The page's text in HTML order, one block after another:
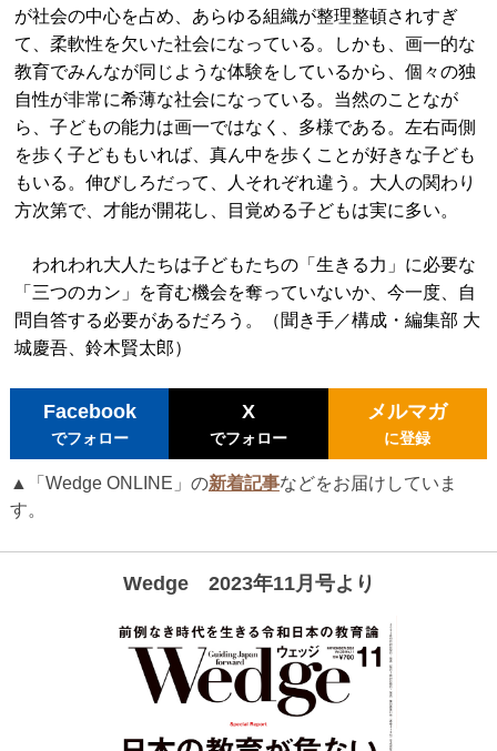
が社会の中心を占め、あらゆる組織が整理整頓されすぎ
て、柔軟性を欠いた社会になっている。しかも、画一的な
教育でみんなが同じような体験をしているから、個々の独
自性が非常に希薄な社会になっている。当然のことなが
ら、子どもの能力は画一ではなく、多様である。左右両側
を歩く子どももいれば、真ん中を歩くことが好きな子ども
もいる。伸びしろだって、人それぞれ違う。大人の関わり
方次第で、才能が開花し、目覚める子どもは実に多い。
われわれ大人たちは子どもたちの「生きる力」に必要な
「三つのカン」を育む機会を奪っていないか、今一度、自
問自答する必要があるだろう。（聞き手／構成・編集部 大
城慶吾、鈴木賢太郎）
Facebook
でフォロー
X
でフォロー
メルマガ
に登録
▲「Wedge ONLINE」の新着記事などをお届けしていま
す。
Wedge 2023年11月号より